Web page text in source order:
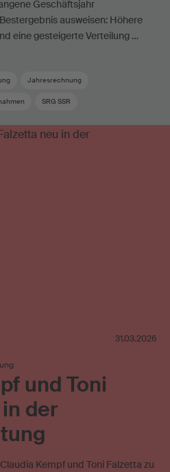
Geschäftsjahr
ausweisen: Höhere
eine gesteigerte Verteilung …
Jahresrechnung
SRG SSR
31.03.2026
und Toni
der
Kempf und Toni Falzetta zu